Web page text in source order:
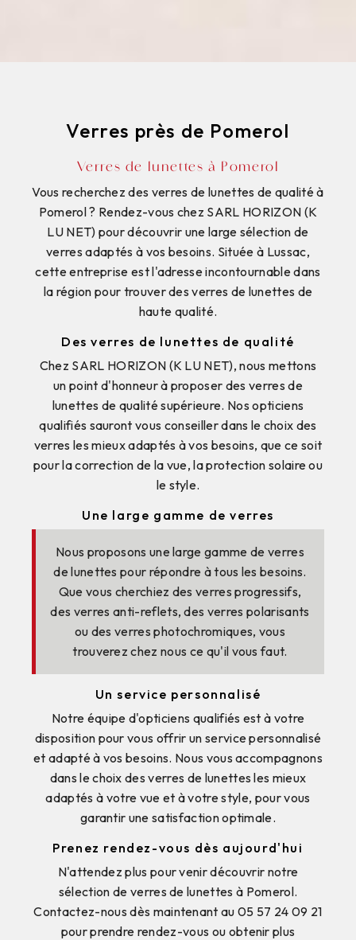
Verres près de Pomerol
Verres de lunettes à Pomerol
Vous recherchez des verres de lunettes de qualité à
Pomerol ? Rendez-vous chez SARL HORIZON (K
LU NET) pour découvrir une large sélection de
verres adaptés à vos besoins. Située à Lussac,
cette entreprise est l'adresse incontournable dans
la région pour trouver des verres de lunettes de
haute qualité.
Des verres de lunettes de qualité
Chez SARL HORIZON (K LU NET), nous mettons
un point d'honneur à proposer des verres de
lunettes de qualité supérieure. Nos opticiens
qualifiés sauront vous conseiller dans le choix des
verres les mieux adaptés à vos besoins, que ce soit
pour la correction de la vue, la protection solaire ou
le style.
Une large gamme de verres
Nous proposons une large gamme de verres
de lunettes pour répondre à tous les besoins.
Que vous cherchiez des verres progressifs,
des verres anti-reflets, des verres polarisants
ou des verres photochromiques, vous
trouverez chez nous ce qu'il vous faut.
Un service personnalisé
Notre équipe d'opticiens qualifiés est à votre
disposition pour vous offrir un service personnalisé
et adapté à vos besoins. Nous vous accompagnons
dans le choix des verres de lunettes les mieux
adaptés à votre vue et à votre style, pour vous
garantir une satisfaction optimale.
Prenez rendez-vous dès aujourd'hui
N'attendez plus pour venir découvrir notre
sélection de verres de lunettes à Pomerol.
Contactez-nous dès maintenant au 05 57 24 09 21
pour prendre rendez-vous ou obtenir plus